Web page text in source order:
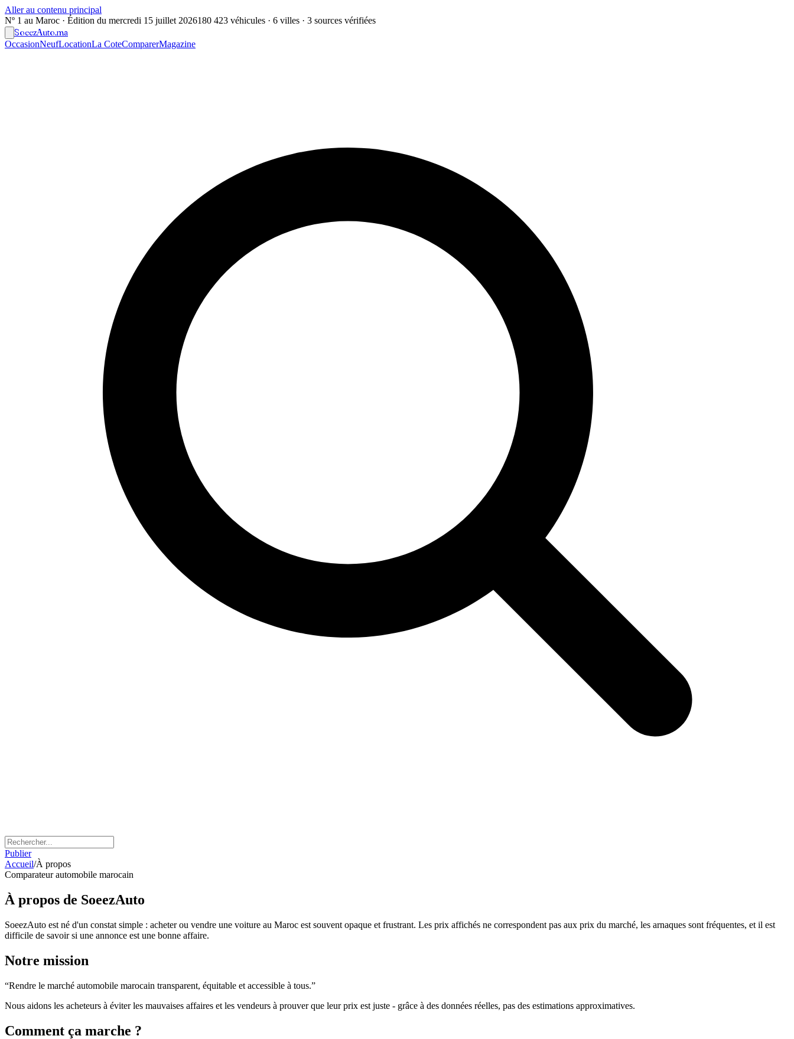
Aller au contenu principal
Nº 1 au Maroc · Édition du mercredi 15 juillet 2026180 423 véhicules · 6 villes · 3 sources vérifiées
SoeezAuto.ma
OccasionNeufLocationLa CoteComparerMagazine
Publier
Accueil/À propos
Comparateur automobile marocain
À propos de SoeezAuto
SoeezAuto est né d'un constat simple : acheter ou vendre une voiture au Maroc est souvent opaque et frustrant. Les prix affichés ne correspondent pas aux prix du marché, les arnaques sont fréquentes, et il est
difficile de savoir si une annonce est une bonne affaire.
Notre mission
“Rendre le marché automobile marocain transparent, équitable et accessible à tous.”
Nous aidons les acheteurs à éviter les mauvaises affaires et les vendeurs à prouver que leur prix est juste - grâce à des données réelles, pas des estimations approximatives.
Comment ça marche ?